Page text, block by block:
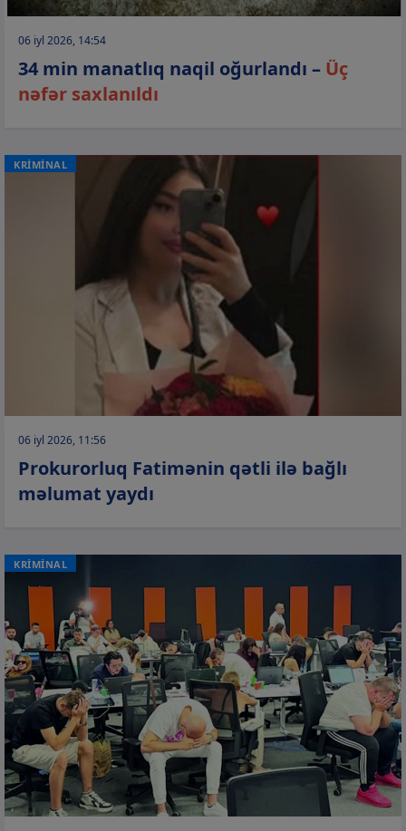
06 iyl 2026, 14:54
34 min manatlıq naqil oğurlandı – Üç
nəfər saxlanıldı
KRİMİNAL
06 iyl 2026, 11:56
Prokurorluq Fatimənin qətli ilə bağlı
məlumat yaydı
KRİMİNAL